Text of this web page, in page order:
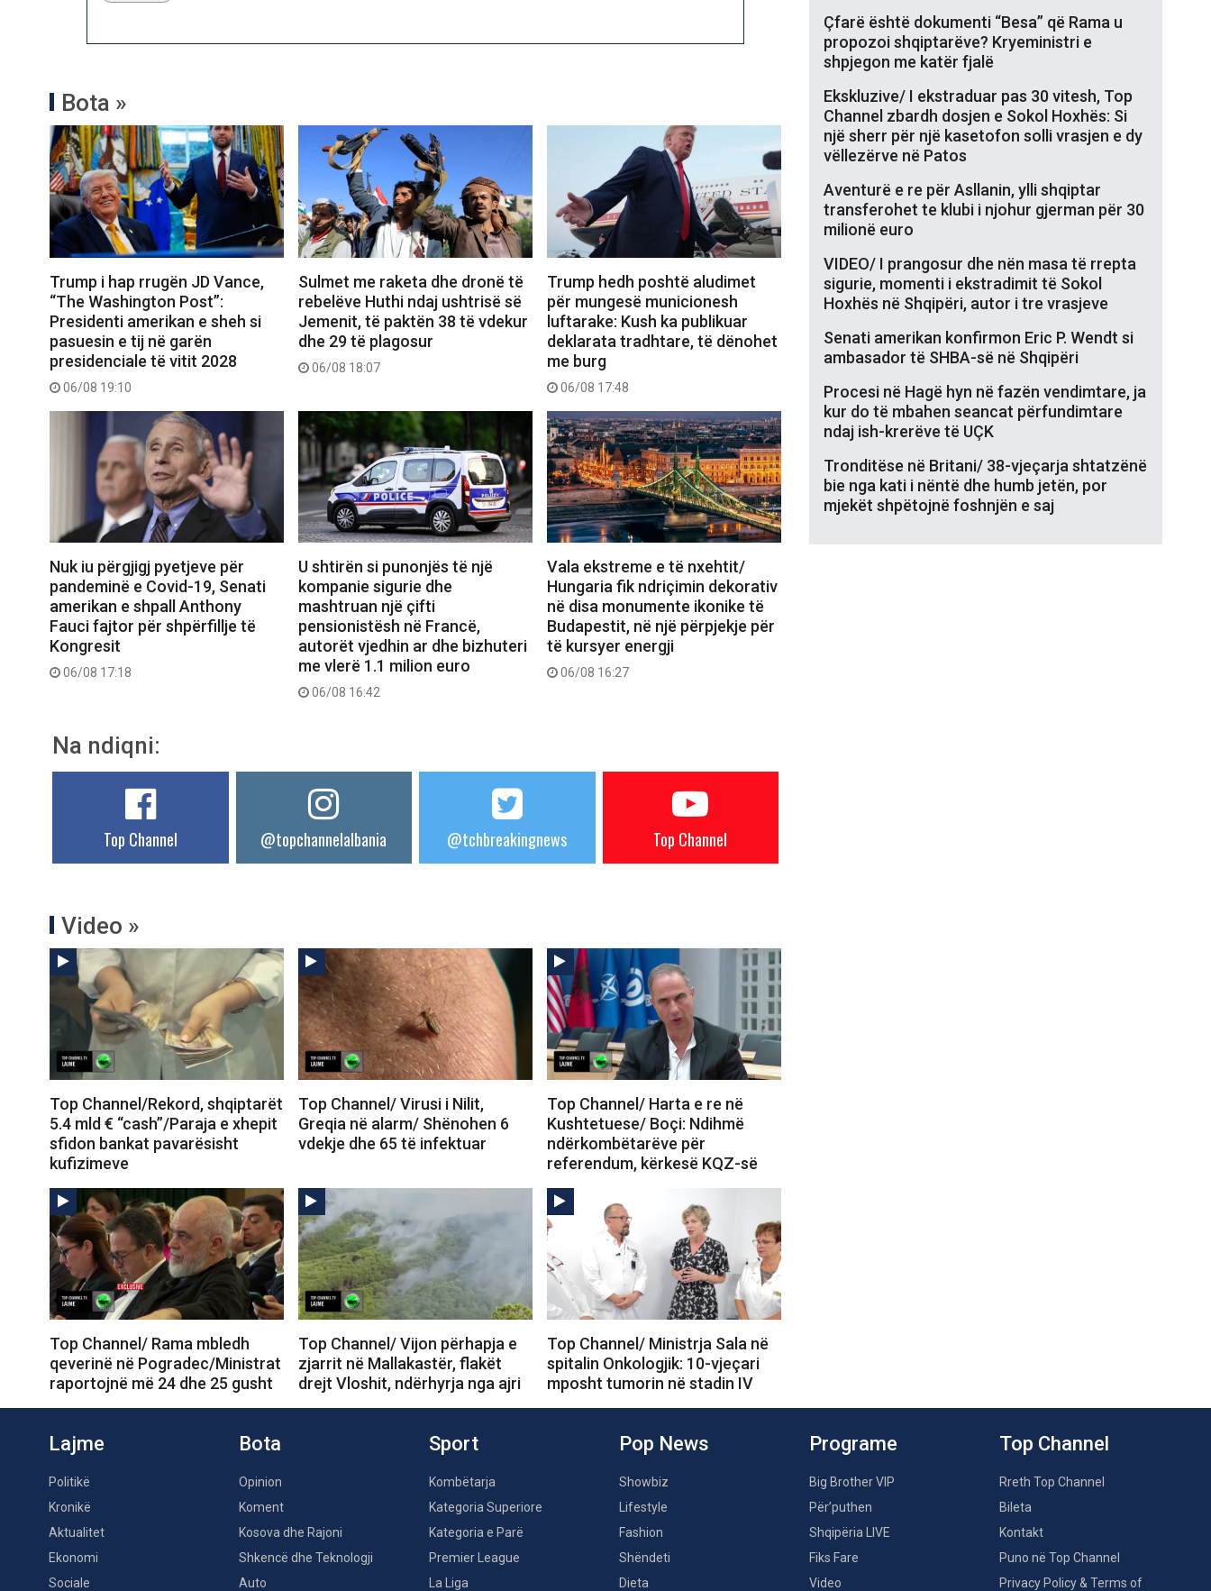
Bota »
Trump i hap rrugën JD Vance,
“The Washington Post”:
Presidenti amerikan e sheh si
pasuesin e tij në garën
presidenciale të vitit 2028
06/08 19:10
Sulmet me raketa dhe dronë të
rebelëve Huthi ndaj ushtrisë së
Jemenit, të paktën 38 të vdekur
dhe 29 të plagosur
06/08 18:07
Trump hedh poshtë aludimet
për mungesë municionesh
luftarake: Kush ka publikuar
deklarata tradhtare, të dënohet
me burg
06/08 17:48
Nuk iu përgjigj pyetjeve për
pandeminë e Covid-19, Senati
amerikan e shpall Anthony
Fauci fajtor për shpërfillje të
Kongresit
06/08 17:18
U shtirën si punonjës të një
kompanie sigurie dhe
mashtruan një çifti
pensionistësh në Francë,
autorët vjedhin ar dhe bizhuteri
me vlerë 1.1 milion euro
06/08 16:42
Vala ekstreme e të nxehtit/
Hungaria fik ndriçimin dekorativ
në disa monumente ikonike të
Budapestit, në një përpjekje për
të kursyer energji
06/08 16:27
Na ndiqni:
Top Channel @topchannelalbania @tchbreakingnews Top Channel
Video »
Top Channel/Rekord, shqiptarët
5.4 mld € “cash”/Paraja e xhepit
sfidon bankat pavarësisht
kufizimeve
Top Channel/ Virusi i Nilit,
Greqia në alarm/ Shënohen 6
vdekje dhe 65 të infektuar
Top Channel/ Harta e re në
Kushtetuese/ Boçi: Ndihmë
ndërkombëtarëve për
referendum, kërkesë KQZ-së
Top Channel/ Rama mbledh
qeverinë në Pogradec/Ministrat
raportojnë më 24 dhe 25 gusht
Top Channel/ Vijon përhapja e
zjarrit në Mallakastër, flakët
drejt Vloshit, ndërhyrja nga ajri
Top Channel/ Ministrja Sala në
spitalin Onkologjik: 10-vjeçari
mposht tumorin në stadin IV
Çfarë është dokumenti “Besa” që Rama u
propozoi shqiptarëve? Kryeministri e
shpjegon me katër fjalë
Ekskluzive/ I ekstraduar pas 30 vitesh, Top
Channel zbardh dosjen e Sokol Hoxhës: Si
një sherr për një kasetofon solli vrasjen e dy
vëllezërve në Patos
Aventurë e re për Asllanin, ylli shqiptar
transferohet te klubi i njohur gjerman për 30
milionë euro
VIDEO/ I prangosur dhe nën masa të rrepta
sigurie, momenti i ekstradimit të Sokol
Hoxhës në Shqipëri, autor i tre vrasjeve
Senati amerikan konfirmon Eric P. Wendt si
ambasador të SHBA-së në Shqipëri
Procesi në Hagë hyn në fazën vendimtare, ja
kur do të mbahen seancat përfundimtare
ndaj ish-krerëve të UÇK
Tronditëse në Britani/ 38-vjeçarja shtatzënë
bie nga kati i nëntë dhe humb jetën, por
mjekët shpëtojnë foshnjën e saj
Lajme
Politikë
Kronikë
Aktualitet
Ekonomi
Sociale
Bota
Opinion
Koment
Kosova dhe Rajoni
Shkencë dhe Teknologji
Auto
Sport
Kombëtarja
Kategoria Superiore
Kategoria e Parë
Premier League
La Liga
Pop News
Showbiz
Lifestyle
Fashion
Shëndeti
Dieta
Programe
Big Brother VIP
Për’puthen
Shqipëria LIVE
Fiks Fare
Video
Top Channel
Rreth Top Channel
Bileta
Kontakt
Puno në Top Channel
Privacy Policy & Terms of